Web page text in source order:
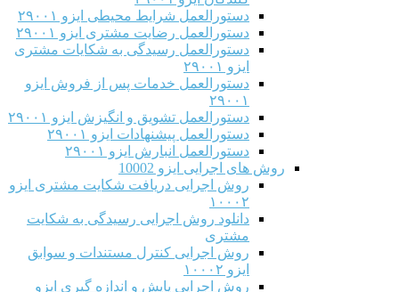
دستورالعمل شرایط محیطی ایزو ۲۹۰۰۱
دستورالعمل رضایت مشتری ایزو ۲۹۰۰۱
دستورالعمل رسیدگی به شکایات مشتری
ایزو ۲۹۰۰۱
دستورالعمل خدمات پس از فروش ایزو
۲۹۰۰۱
دستورالعمل تشویق و انگیزش ایزو ۲۹۰۰۱
دستورالعمل پیشنهادات ایزو ۲۹۰۰۱
دستورالعمل انبارش ایزو ۲۹۰۰۱
روش های اجرایی ایزو 10002
روش اجرایی دریافت شکایت مشتری ایزو
۱۰۰۰۲
دانلود روش اجرایی رسیدگی به شکایت
مشتری
روش اجرایی کنترل مستندات و سوابق
ایزو ۱۰۰۰۲
روش اجرایی پایش و اندازه گیری ایزو